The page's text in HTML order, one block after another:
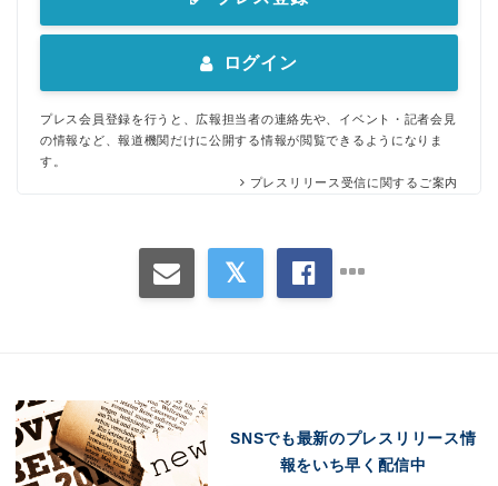
ログイン
プレス会員登録を行うと、広報担当者の連絡先や、イベント・記者会見
の情報など、報道機関だけに公開する情報が閲覧できるようになりま
す。
プレスリリース受信に関するご案内
SNSでも最新のプレスリリース情
報をいち早く配信中